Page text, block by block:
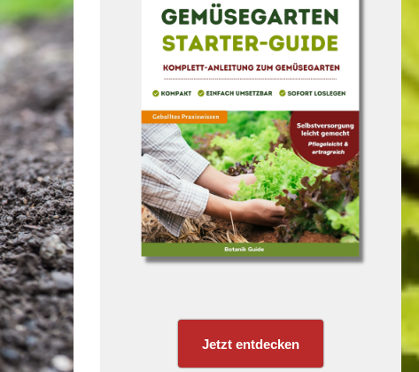
Jetzt entdecken